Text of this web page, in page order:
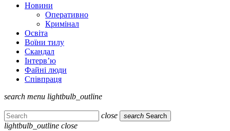
Новини
Оперативно
Кримінал
Освіта
Воїни тилу
Скандал
Інтерв’ю
Файні люди
Співпраця
search menu lightbulb_outline
close search Search
lightbulb_outline close